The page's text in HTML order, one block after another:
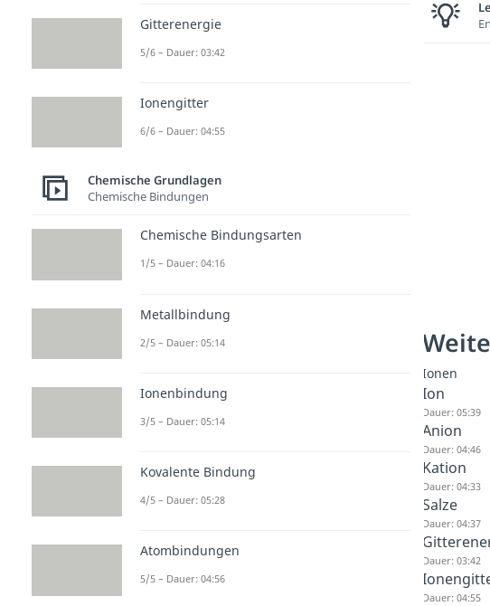
Ionen
Ion
Dauer: 05:39
Anion
Dauer: 04:46
Kation
Dauer: 04:33
Salze
Dauer: 04:37
Dauer: 03:42
Dauer: 04:55
Gitterenergie
5/6 – Dauer: 03:42
Ionengitter
6/6 – Dauer: 04:55
Chemische Grundlagen
Chemische Bindungen
Chemische Bindungsarten
1/5 – Dauer: 04:16
Metallbindung
2/5 – Dauer: 05:14
Ionenbindung
3/5 – Dauer: 05:14
Kovalente Bindung
4/5 – Dauer: 05:28
Atombindungen
5/5 – Dauer: 04:56